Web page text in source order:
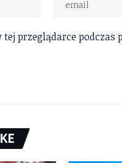
tej przeglądarce